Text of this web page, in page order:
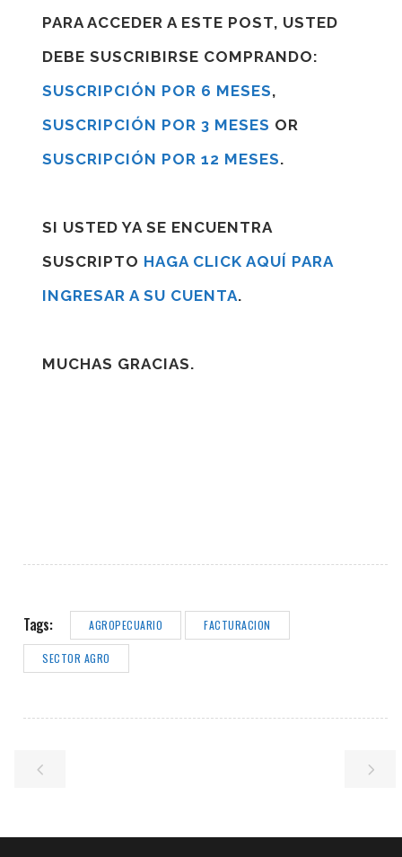
PARA ACCEDER A ESTE POST, USTED
DEBE SUSCRIBIRSE COMPRANDO:
SUSCRIPCIÓN POR 6 MESES,
SUSCRIPCIÓN POR 3 MESES OR
SUSCRIPCIÓN POR 12 MESES.
SI USTED YA SE ENCUENTRA
SUSCRIPTO HAGA CLICK AQUÍ PARA
INGRESAR A SU CUENTA.
MUCHAS GRACIAS.
Tags: AGROPECUARIO FACTURACION
SECTOR AGRO